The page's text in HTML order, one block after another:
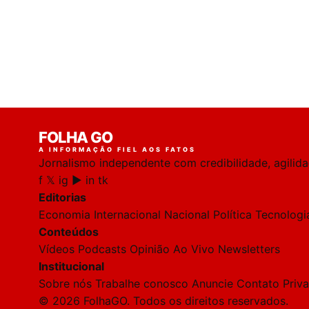
FOLHA GO
A INFORMAÇÃO FIEL AOS FATOS
Jornalismo independente com credibilidade,
f 𝕏 ig ▶ in tk
Editorias
Economia Internacional Nacional Política
Conteúdos
Vídeos Podcasts Opinião Ao Vivo Newsletters
Institucional
Sobre nós Trabalhe conosco Anuncie Contato
© 2026 FolhaGO. Todos os direitos reservados.